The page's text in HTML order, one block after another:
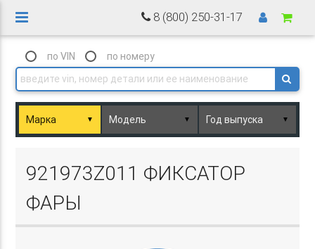
8 (800) 250-31-17
по VIN по номеру
▼ ▼ ▼
921973Z011 ФИКСАТОР
ФАРЫ